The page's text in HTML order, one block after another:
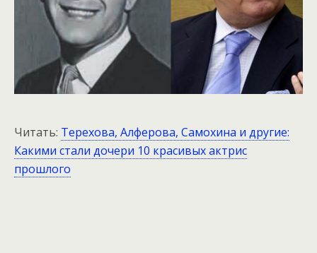
Читать: Терехова, Алферова, Самохина и другие:
Какими стали дочери 10 красивых актрис
прошлого